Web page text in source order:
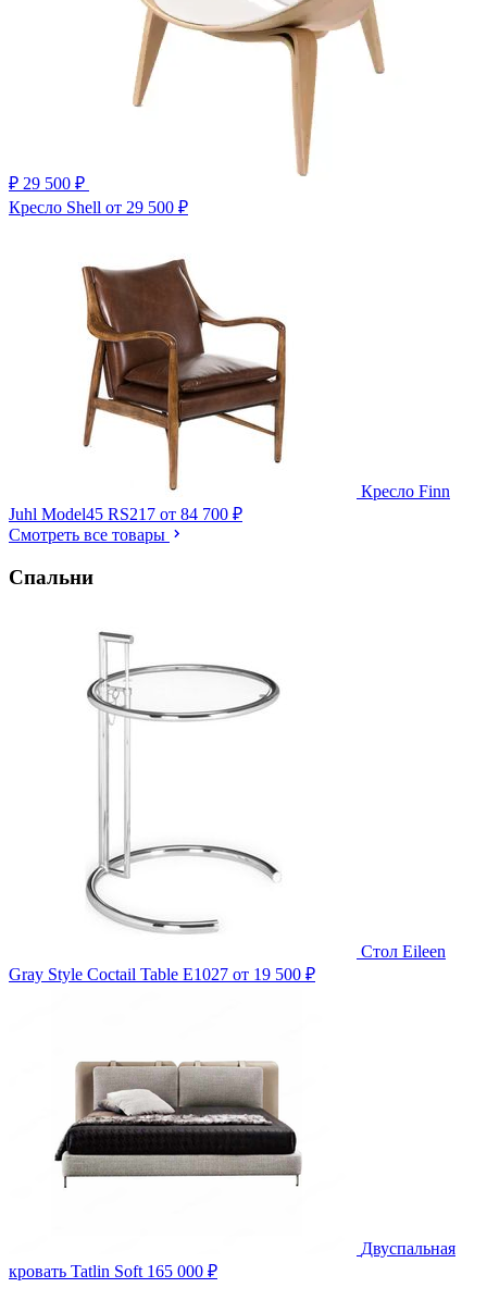
₽ 29 500 ₽
Кресло Shell от 29 500 ₽
Кресло Finn
Juhl Model45 RS217 от 84 700 ₽
Смотреть все товары
Спальни
Стол Eileen
Gray Style Coctail Table E1027 от 19 500 ₽
Двуспальная
кровать Tatlin Soft 165 000 ₽